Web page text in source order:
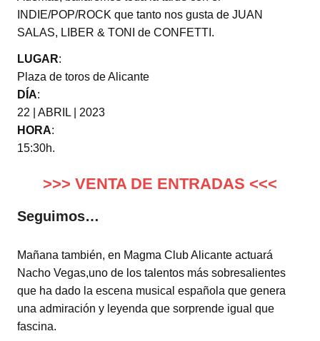
INDIE/POP/ROCK que tanto nos gusta de JUAN
SALAS, LIBER & TONI de CONFETTI.
LUGAR:
Plaza de toros de Alicante
DÍA:
22 | ABRIL | 2023
HORA:
15:30h.
>>> VENTA DE ENTRADAS <<<
Seguimos…
Mañana también, en Magma Club Alicante actuará
Nacho Vegas,uno de los talentos más sobresalientes
que ha dado la escena musical española que genera
una admiración y leyenda que sorprende igual que
fascina.